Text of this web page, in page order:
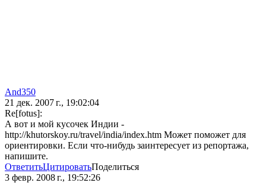
And350
21 дек. 2007 г., 19:02:04
Re[fotus]:
А вот и мой кусочек Индии -
http://khutorskoy.ru/travel/india/index.htm Может поможет для
ориентировки. Если что-нибудь заинтересует из репортажа,
напишите.
ОтветитьЦитироватьПоделиться
3 февр. 2008 г., 19:52:26